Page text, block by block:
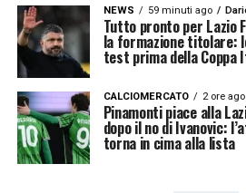
NEWS 59 minuti ago
Tutto pronto per Lazio
la formazione titolare:
test prima della Coppa
CALCIOMERCATO 2 ore ago
Pinamonti piace alla
dopo il no di Ivanovic:
torna in cima alla lista